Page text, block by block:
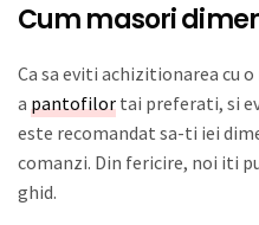
Cum masori
Ca sa eviti achizitionarea cu
a pantofilor tai preferati, si
este recomandat sa-ti iei
comanzi. Din fericire, noi iti
ghid.